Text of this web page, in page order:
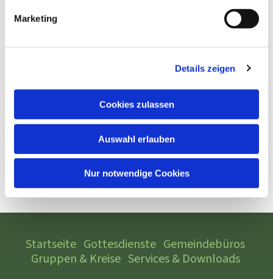
Marketing
Details zeigen
Cookies zulassen
Auswahl erlauben
Nur notwendige Cookies
Startseite Gottesdienste Gemeindebüros
Gruppen & Kreise Services & Downloads